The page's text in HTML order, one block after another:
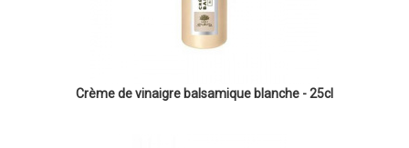
Crème de vinaigre balsamique blanche - 25cl